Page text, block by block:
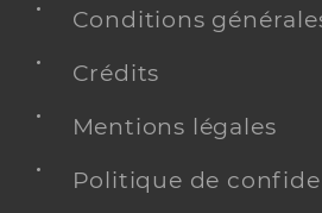
Conditions
Crédits
Mentions légales
Politique de